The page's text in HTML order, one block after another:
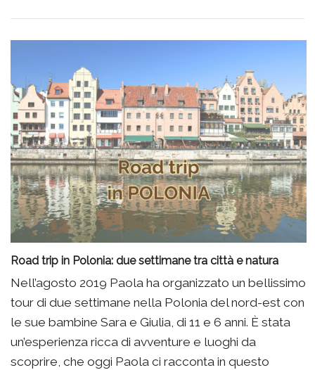
Road trip in Polonia: due settimane tra città e natura
Nell’agosto 2019 Paola ha organizzato un bellissimo
tour di due settimane nella Polonia del nord-est con
le sue bambine Sara e Giulia, di 11 e 6 anni. È stata
un’esperienza ricca di avventure e luoghi da
scoprire, che oggi Paola ci racconta in questo